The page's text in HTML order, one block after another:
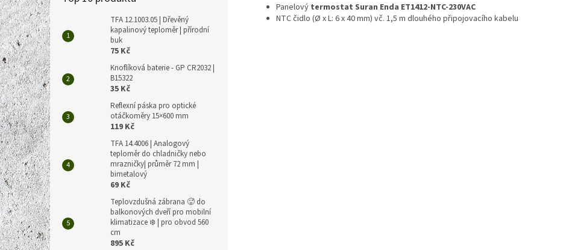
TFA 12.1003.05 | Dřevěný
kapalinový teploměr | přírodní
buk
75 Kč
Knoflíková baterie - GP CR2032 |
B15322
35 Kč
Reflexní páska pro optické
otáčkoměry 15×600 mm
119 Kč
TFA 14.4006 | Analogový
teploměr do chladničky nebo
mrazničky| průměr 72 mm |
bimetalový
69 Kč
Teplovzdušná zábrana 🥵 do
balkonových dveří pro mobilní
klimatizace ❄️ | pro obvod 560
cm
895 Kč
Panelový termostat Suran Enda ET1412-NTC-230VAC
NTC čidlo (Ø x L: 6 x 40 mm) vč. 1,5 m dlouhého připojovacího kabelu